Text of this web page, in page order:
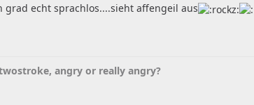
grad echt sprachlos....sieht affengeil aus
angry or really angry?